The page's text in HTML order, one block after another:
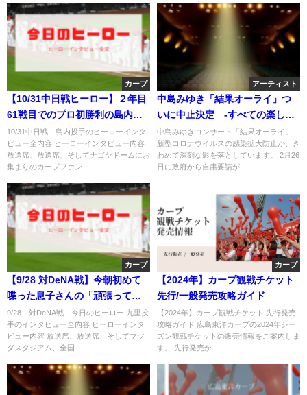
カープ
【10/31中日戦ヒーロー】２年目
61戦目でのプロ初勝利の島内投
手のインタビュー全文
10/31中日戦 島内投手のヒーローインタ
ビュー全内容 ヒーローインタビュー内容
放送席、放送席、そしてナゴヤドームにお
集まりのカープファン...
アーティスト
中島みゆき「結果オーライ」つ
いに中止決定 -すべての楽しみ
を奪われた--
中島みゆきコンサート「結果オーライ」
新型コロナウイルスの感染拡大防止が、き
わめて深刻な影を落としています。 2月26
日に政府から自粛要請が...
カープ
【9/28 対DeNA戦】今朝初めて
喋った息子さんの「頑張ってき
てね」に完封で応えた九里投手
のヒーローインタビュー
9/28 対DeNA戦 今日のヒーロー 九里投
手のインタビュー全内容 ヒーローインタ
ビュー内容 放送席、放送席、そしてマツ
ダスタジアム、全国...
カープ
【2024年】カープ観戦チケット
先行/一般発売攻略ガイド
【2024年】カープ観戦チケット 先行発売
攻略ガイド 広島東洋カープの2024年シー
ズン観戦チケットの販売情報をご案内しま
す。 先行発売か...